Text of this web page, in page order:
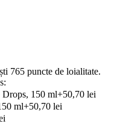
765 puncte de loialitate.
Drops, 150 ml+50,70 lei
ml+50,70 lei